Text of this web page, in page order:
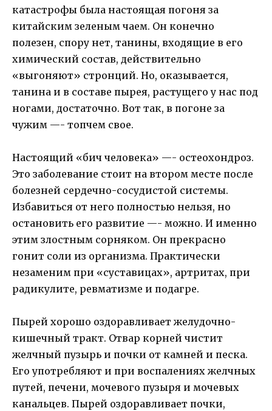
катастрофы была настоящая погоня за
китайским зеленым чаем. Он конечно
полезен, спору нет, танины, входящие в его
химический состав, действительно
«выгоняют» стронций. Но, оказывается,
танина и в составе пырея, растущего у нас под
ногами, достаточно. Вот так, в погоне за
чужим —- топчем свое.
Настоящий «бич человека» —- остеохондроз.
Это заболевание стоит на втором месте после
болезней сердечно-сосудистой системы.
Избавиться от него полностью нельзя, но
остановить его развитие —- можно. И именно
этим злостным сорняком. Он прекрасно
гонит соли из организма. Практически
незаменим при «суставицах», артритах, при
радикулите, ревматизме и подагре.
Пырей хорошо оздоравливает желудочно-
кишечный тракт. Отвар корней чистит
желчный пузырь и почки от камней и песка.
Его употребляют и при воспалениях желчных
путей, печени, мочевого пузыря и мочевых
канальцев. Пырей оздоравливает почки,